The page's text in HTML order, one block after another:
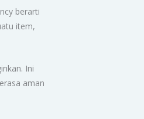
berarti
item,
Ini
aman